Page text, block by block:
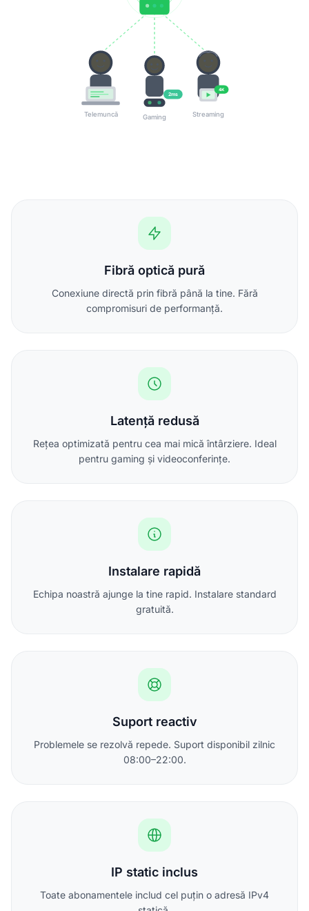
Telemuncă
2ms
Gaming
4K
Streaming
Fibră optică pură
Conexiune directă prin fibră până la tine. Fără
compromisuri de performanță.
Latență redusă
Rețea optimizată pentru cea mai mică întârziere. Ideal
pentru gaming și videoconferințe.
Instalare rapidă
Echipa noastră ajunge la tine rapid. Instalare standard
gratuită.
Suport reactiv
Problemele se rezolvă repede. Suport disponibil zilnic
08:00–22:00.
IP static inclus
Toate abonamentele includ cel puțin o adresă IPv4